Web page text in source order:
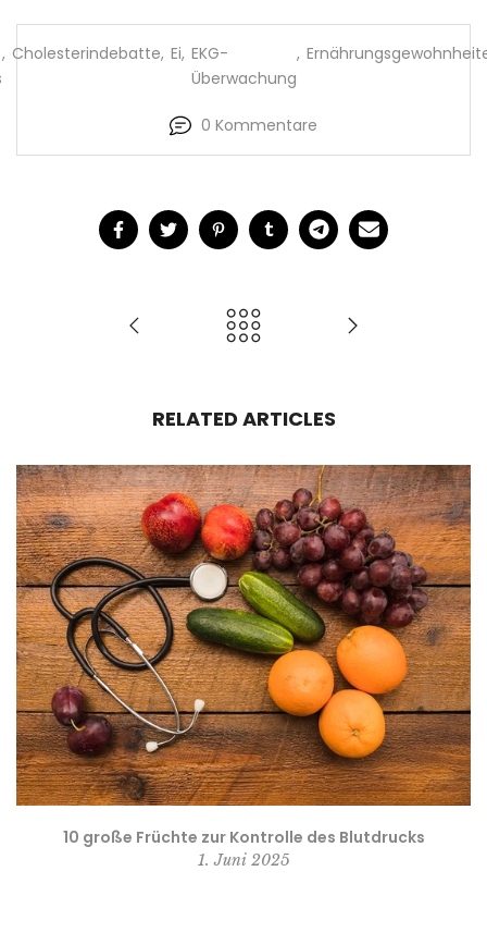
, Cholesterindebatte, Ei, EKG-
Überwachung
,
0 Kommentare
RELATED ARTICLES
10 große Früchte zur Kontrolle des Blutdrucks
1. Juni 2025